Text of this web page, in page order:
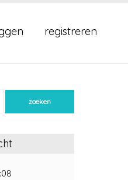
registreren